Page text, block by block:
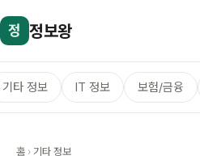
정 정보왕
기타 정보 IT 정보 보험/금융
홈 › 기타 정보